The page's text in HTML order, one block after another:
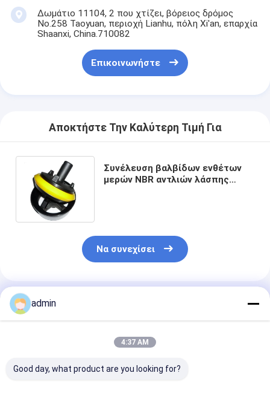
Δωμάτιο 11104, 2 που χτίζει, βόρειος δρόμος
No.258 Taoyuan, περιοχή Lianhu, πόλη Xi'an, επαρχία
Shaanxi, China.710082
Επικοινωνήστε
Αποκτήστε Την Καλύτερη Τιμή Για
Συνέλευση βαλβίδων ενθέτων
μερών NBR αντλιών λάσπης
Να συνεχίσει
Συνιστώμενα Προϊόντα
admin
4:37 AM
Good day, what product are you looking for?